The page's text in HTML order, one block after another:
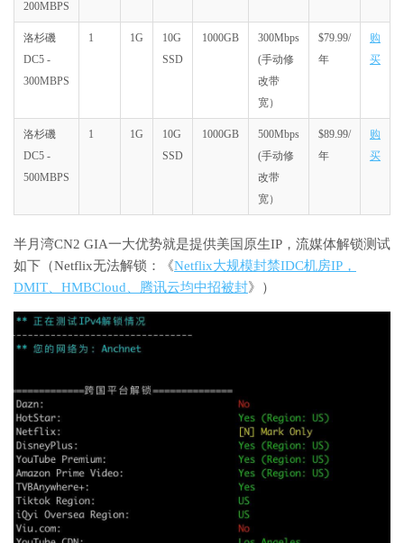
200MBPS
洛杉磯
DC5 -
300MBPS
1 1G
10G
SSD
1000GB
300Mbps
(手动修
改带
宽）
$79.99/
年
购
买
洛杉磯
DC5 -
500MBPS
1 1G
10G
SSD
1000GB
500Mbps
(手动修
改带
宽）
$89.99/
年
购
买
半月湾CN2 GIA一大优势就是提供美国原生IP，流媒体解锁测试
如下（Netflix无法解锁：《Netflix大规模封禁IDC机房IP，
DMIT、HMBCloud、腾讯云均中招被封》）